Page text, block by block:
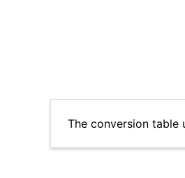
The conversion table